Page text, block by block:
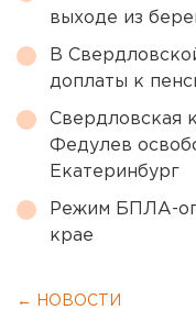
выходе из
В
доплаты к
Свердловская
Федулев
Екатеринбург
Режим БПЛА-
крае
← НОВОСТИ